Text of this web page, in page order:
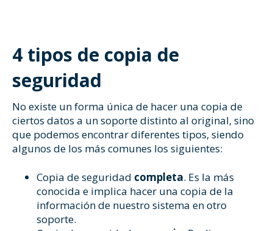
4 tipos de copia de
seguridad
No existe un forma única de hacer una copia de
ciertos datos a un soporte distinto al original, sino
que podemos encontrar diferentes tipos, siendo
algunos de los más comunes los siguientes:
Copia de seguridad completa. Es la más
conocida e implica hacer una copia de la
información de nuestro sistema en otro
soporte.